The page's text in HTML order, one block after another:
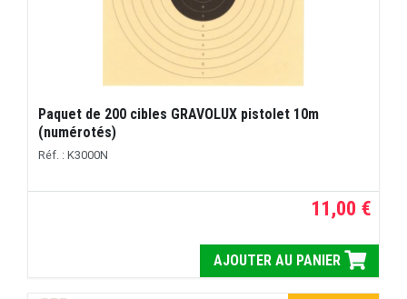
Paquet de 200 cibles GRAVOLUX pistolet 10m
(numérotés)
Réf. : K3000N
11,00 €
AJOUTER AU PANIER